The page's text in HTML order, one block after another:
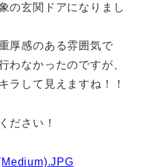
の玄関ドアになりまし
厚感のある雰囲気で
わなかったのですが、
ラして見えますね！！
ださい！